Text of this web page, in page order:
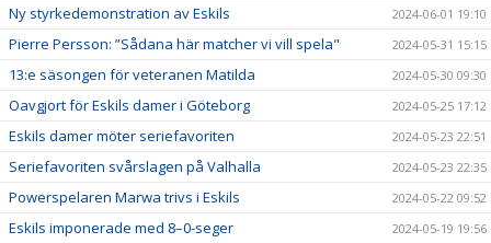
Ny styrkedemonstration av Eskils 2024-06-01 19:10
Pierre Persson: ”Sådana här matcher vi vill spela" 2024-05-31 15:15
13:e säsongen för veteranen Matilda 2024-05-30 09:30
Oavgjort för Eskils damer i Göteborg 2024-05-25 17:12
Eskils damer möter seriefavoriten 2024-05-23 22:51
Seriefavoriten svårslagen på Valhalla 2024-05-23 22:35
Powerspelaren Marwa trivs i Eskils 2024-05-22 09:52
Eskils imponerade med 8–0-seger 2024-05-19 19:56